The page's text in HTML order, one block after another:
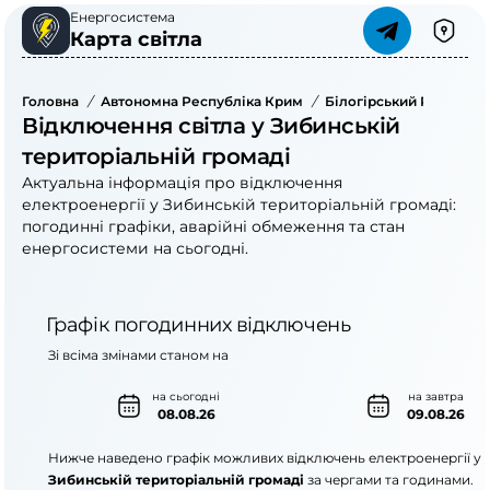
Енергосистема
Карта світла
Головна / Автономна Республіка Крим / Білогірський Район
Відключення світла у Зибинській
територіальній громаді
Актуальна інформація про відключення
електроенергії у Зибинській територіальній громаді:
погодинні графіки, аварійні обмеження та стан
енергосистеми на сьогодні.
Графік погодинних відключень
на сьогодні
08.08.26
на завтра
09.08.26
Зі всіма змінами станом на
Нижче наведено графік можливих відключень електроенергії у
Зибинській територіальній громаді за чергами та годинами.